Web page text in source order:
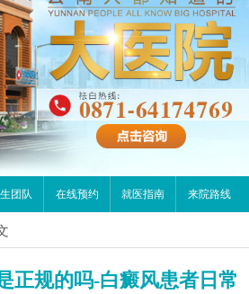
团队 在线预约 就医指南 来院路线
正规的吗-白癜风患者日常